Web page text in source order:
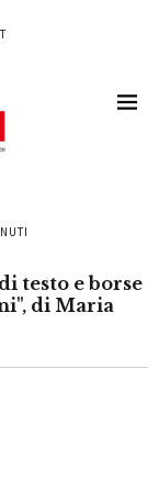
testo e borse
di Maria